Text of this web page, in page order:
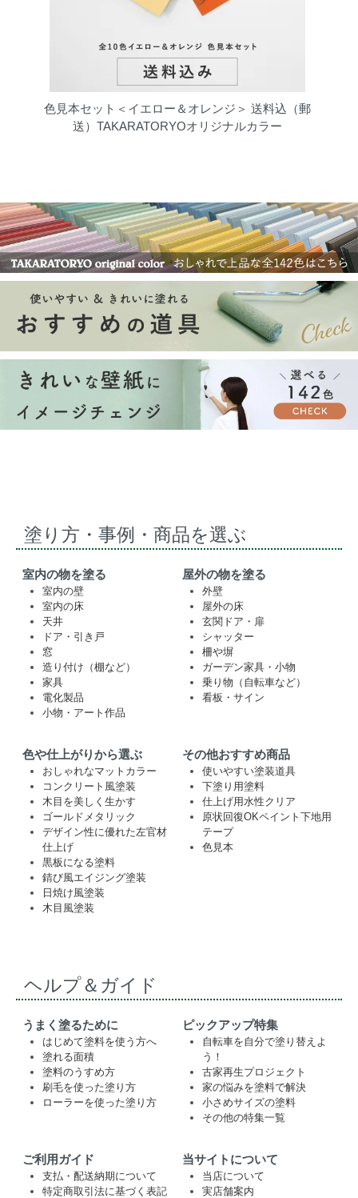
色見本セット＜イエロー＆オレンジ＞ 送料込（郵
送）TAKARATORYOオリジナルカラー
塗り方・事例・商品を選ぶ
室内の物を塗る
室内の壁
室内の床
天井
ドア・引き戸
窓
造り付け（棚など）
家具
電化製品
小物・アート作品
屋外の物を塗る
外壁
屋外の床
玄関ドア・扉
シャッター
柵や塀
ガーデン家具・小物
乗り物（自転車など）
看板・サイン
色や仕上がりから選ぶ
おしゃれなマットカラー
コンクリート風塗装
木目を美しく生かす
ゴールドメタリック
デザイン性に優れた左官材
仕上げ
黒板になる塗料
錆び風エイジング塗装
日焼け風塗装
木目風塗装
その他おすすめ商品
使いやすい塗装道具
下塗り用塗料
仕上げ用水性クリア
原状回復OKペイント下地用
テープ
色見本
ヘルプ＆ガイド
うまく塗るために
はじめて塗料を使う方へ
塗れる面積
塗料のうすめ方
刷毛を使った塗り方
ローラーを使った塗り方
ピックアップ特集
自転車を自分で塗り替えよ
う！
古家再生プロジェクト
家の悩みを塗料で解決
小さめサイズの塗料
その他の特集一覧
ご利用ガイド
支払・配送納期について
特定商取引法に基づく表記
当サイトについて
当店について
実店舗案内